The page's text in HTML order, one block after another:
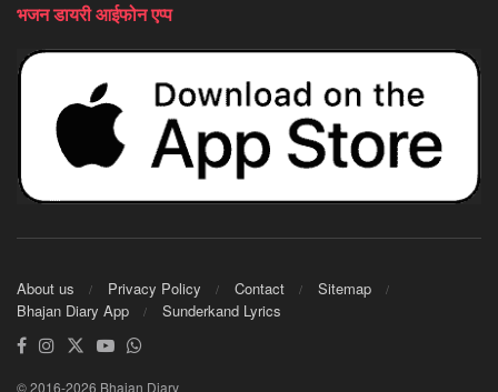
भजन डायरी आईफोन एप्प
About us Privacy Policy Contact
Sitemap
Bhajan Diary App
Sunderkand Lyrics
© 2016-2026 Bhajan Diary